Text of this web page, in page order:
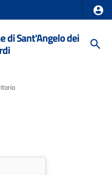
di Sant'Angelo dei